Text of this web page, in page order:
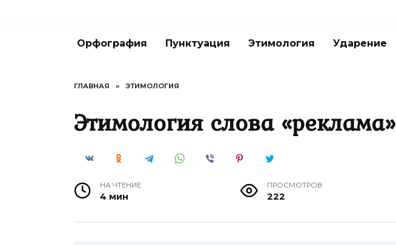
Орфография Пунктуация Этимология Ударение
ГЛАВНАЯ » ЭТИМОЛОГИЯ
Этимология слова «реклама»
НА ЧТЕНИЕ
4 мин
ПРОСМОТРОВ
222